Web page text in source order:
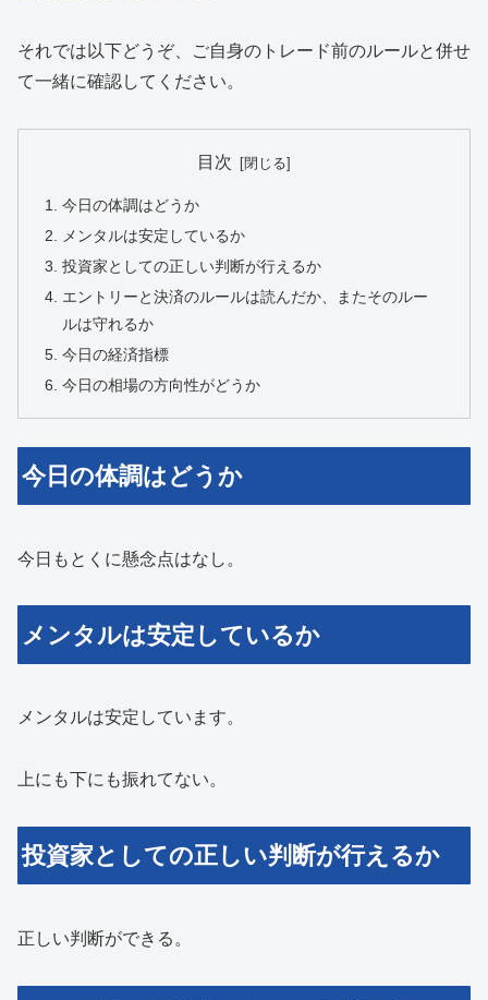
それでは以下どうぞ、ご自身のトレード前のルールと併せ
て一緒に確認してください。
目次
今日の体調はどうか
メンタルは安定しているか
投資家としての正しい判断が行えるか
エントリーと決済のルールは読んだか、またそのルー
ルは守れるか
今日の経済指標
今日の相場の方向性がどうか
今日の体調はどうか
今日もとくに懸念点はなし。
メンタルは安定しているか
メンタルは安定しています。
上にも下にも振れてない。
投資家としての正しい判断が行えるか
正しい判断ができる。